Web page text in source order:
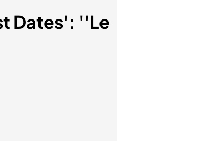
Dates': ''Le